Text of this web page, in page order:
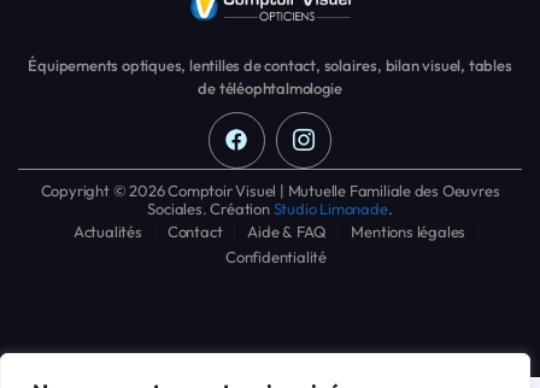
Équipements optiques, lentilles de contact, solaires, bilan visuel, tables
de téléophtalmologie
Copyright © 2026 Comptoir Visuel | Mutuelle Familiale des Oeuvres
Sociales. CréationStudio Limonade.
Actualités
Contact Aide & FAQ
Mentions légales
Confidentialité